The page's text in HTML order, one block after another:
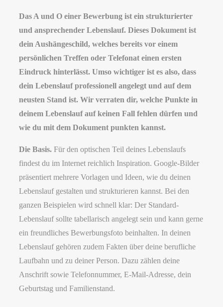
Das A und O einer Bewerbung ist ein strukturierter
und ansprechender Lebenslauf. Dieses Dokument ist
dein Aushängeschild, welches bereits vor einem
persönlichen Treffen oder Telefonat einen ersten
Eindruck hinterlässt. Umso wichtiger ist es also, dass
dein Lebenslauf professionell angelegt und auf dem
neusten Stand ist. Wir verraten dir, welche Punkte in
deinem Lebenslauf auf keinen Fall fehlen dürfen und
wie du mit dem Dokument punkten kannst.
Die Basis. Für den optischen Teil deines Lebenslaufs
findest du im Internet reichlich Inspiration. Google-Bilder
präsentiert mehrere Vorlagen und Ideen, wie du deinen
Lebenslauf gestalten und strukturieren kannst. Bei den
ganzen Beispielen wird schnell klar: Der Standard-
Lebenslauf sollte tabellarisch angelegt sein und kann gerne
ein freundliches Bewerbungsfoto beinhalten. In deinen
Lebenslauf gehören zudem Fakten über deine berufliche
Laufbahn und zu deiner Person. Dazu zählen deine
Anschrift sowie Telefonnummer, E-Mail-Adresse, dein
Geburtstag und Familienstand.